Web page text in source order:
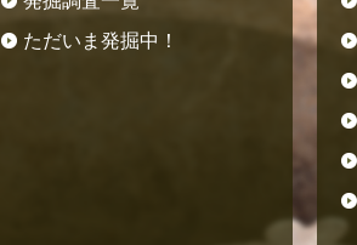
ただいま発掘中！